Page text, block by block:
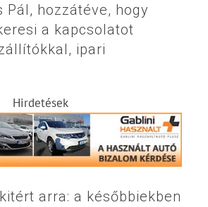
Pál, hozzátéve, hogy
a kapcsolatot
ipari
Hirdetések
arra: a későbbiekben